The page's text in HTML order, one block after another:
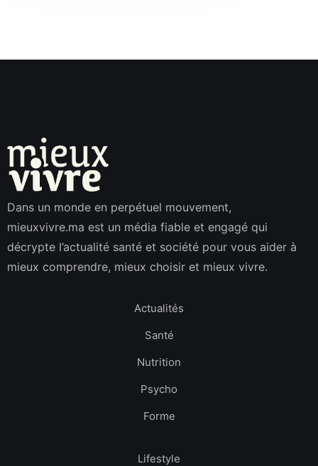
Dans un monde en perpétuel mouvement,
mieuxvivre.ma est un média fiable et engagé qui
décrypte l’actualité santé et société pour vous aider à
mieux comprendre, mieux choisir et mieux vivre.
Actualités
Santé
Nutrition
Psycho
Forme
Lifestyle